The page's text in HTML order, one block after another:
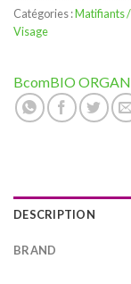
Catégories :Matifiants
Visage
BcomBIO
DESCRIPTION
BRAND